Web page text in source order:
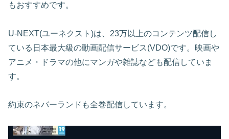
もおすすめです。
U-NEXT(ユーネクスト)は、23万以上のコンテンツ配信し
ている日本最大級の動画配信サービス(VDO)です。映画や
アニメ・ドラマの他にマンガや雑誌なども配信していま
す。
約束のネバーランドも全巻配信しています。